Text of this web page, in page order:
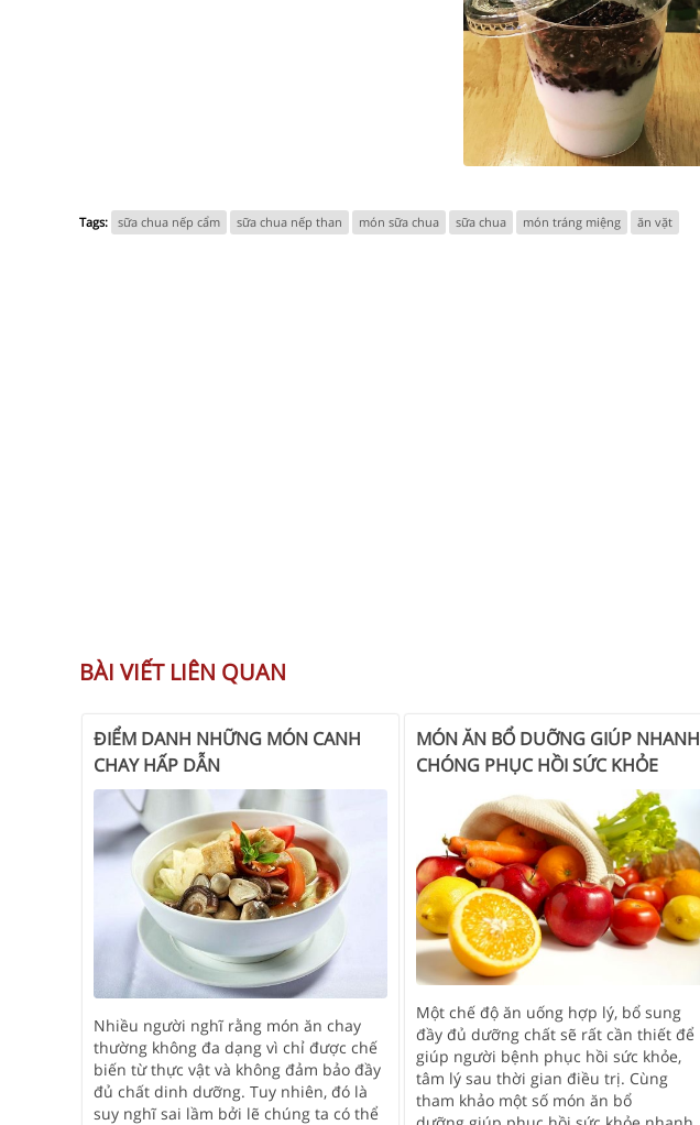
Tags: sữa chua nếp cẩm sữa chua nếp than món sữa chua sữa chua món tráng miệng ăn vặt
BÀI VIẾT LIÊN QUAN
ĐIỂM DANH NHỮNG MÓN CANH
CHAY HẤP DẪN
Nhiều người nghĩ rằng món ăn chay
thường không đa dạng vì chỉ được chế
biến từ thực vật và không đảm bảo đầy
đủ chất dinh dưỡng. Tuy nhiên, đó là
suy nghĩ sai lầm bởi lẽ chúng ta có thể
MÓN ĂN BỔ DUỠNG GIÚP NHANH
CHÓNG PHỤC HỒI SỨC KHỎE
Một chế độ ăn uống hợp lý, bổ sung
đầy đủ dưỡng chất sẽ rất cần thiết để
giúp người bệnh phục hồi sức khỏe,
tâm lý sau thời gian điều trị. Cùng
tham khảo một số món ăn bổ